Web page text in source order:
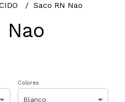
Saco RN Nao
Nao
Colores